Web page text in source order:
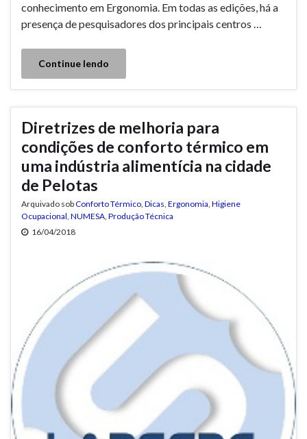
conhecimento em Ergonomia. Em todas as edições, há a
presença de pesquisadores dos principais centros …
Continue lendo
Diretrizes de melhoria para
condições de conforto térmico em
uma indústria alimentícia na cidade
de Pelotas
Arquivado sobConforto Térmico, Dicas, Ergonomia, Higiene
Ocupacional, NUMESA, Produção Técnica
16/04/2018